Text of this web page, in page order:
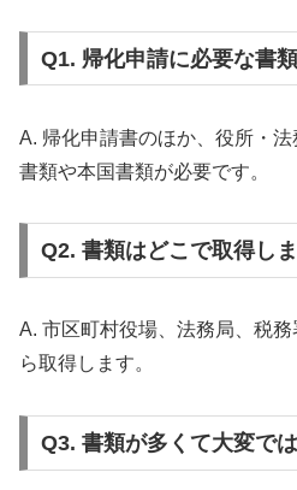
Q1. 帰化申請に必要な書
A. 帰化申請書のほか、役所・
書類や本国書類が必要です。
Q2. 書類はどこで取得し
A. 市区町村役場、法務局、税
ら取得します。
Q3. 書類が多くて大変で